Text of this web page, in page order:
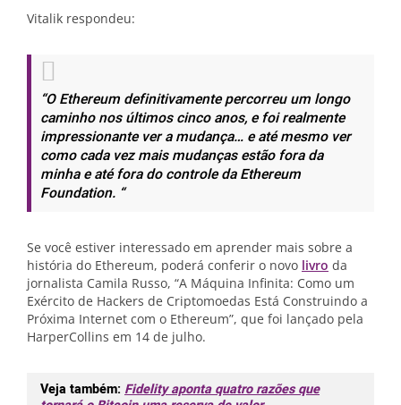
Vitalik respondeu:
“O Ethereum definitivamente percorreu um longo
caminho nos últimos cinco anos, e foi realmente
impressionante ver a mudança… e até mesmo ver
como cada vez mais mudanças estão fora da
minha e até fora do controle da Ethereum
Foundation. “
Se você estiver interessado em aprender mais sobre a
história do Ethereum, poderá conferir o novo livro da
jornalista Camila Russo, “A Máquina Infinita: Como um
Exército de Hackers de Criptomoedas Está Construindo a
Próxima Internet com o Ethereum”, que foi lançado pela
HarperCollins em 14 de julho.
Veja também: Fidelity aponta quatro razões que